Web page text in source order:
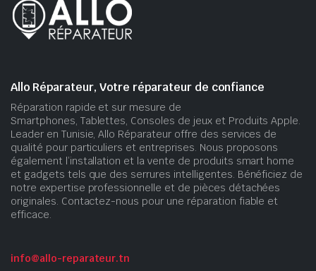
Allo Réparateur, Votre réparateur de confiance
Réparation rapide et sur mesure de
Smartphones, Tablettes, Consoles de jeux et Produits Apple.
Leader en Tunisie, Allo Réparateur offre des services de
qualité pour particuliers et entreprises. Nous proposons
également l’installation et la vente de produits smart home
et gadgets tels que des serrures intelligentes. Bénéficiez de
notre expertise professionnelle et de pièces détachées
originales. Contactez-nous pour une réparation fiable et
efficace.
info@allo-reparateur.tn